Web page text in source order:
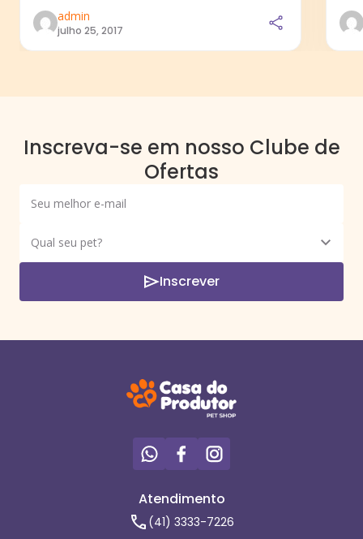
admin
julho 25, 2017
Inscreva-se em nosso Clube de
Ofertas
Inscrever
Atendimento
(41) 3333-7226